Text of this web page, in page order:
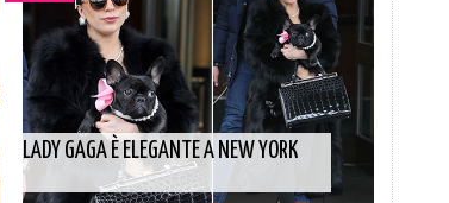
LADY GAGA È ELEGANTE A NEW YORK